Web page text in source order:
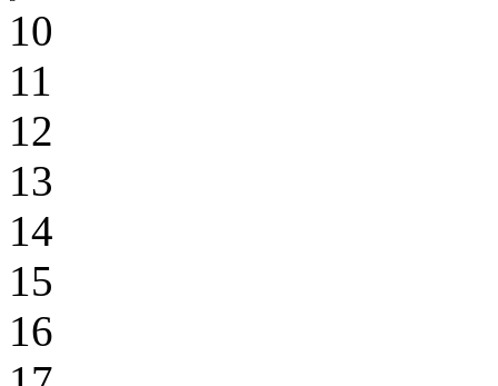
10
11
12
13
14
15
16